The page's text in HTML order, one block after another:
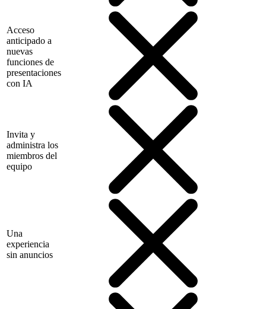
Acceso
anticipado a
nuevas
funciones de
presentaciones
con IA
Invita y
administra los
miembros del
equipo
Una
experiencia
sin anuncios